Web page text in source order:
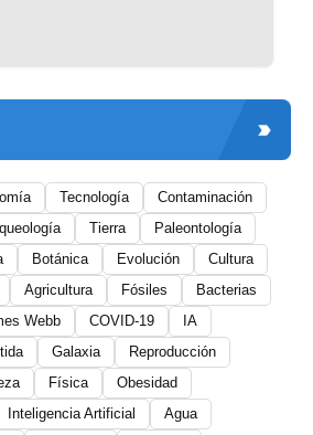
Tecnología
Contaminación
Tierra
Paleontología
Botánica Evolución
Cultura
Agricultura Fósiles
Bacterias
Webb COVID-19
IA
Galaxia
Reproducción
Física
Obesidad
Inteligencia Artificial
Agua